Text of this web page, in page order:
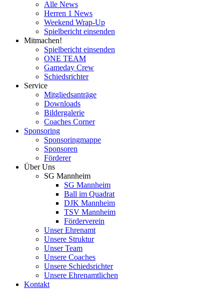
Alle News
Herren 1 News
Weekend Wrap-Up
Spielbericht einsenden
Mitmachen!
Spielbericht einsenden
ONE TEAM
Gameday Crew
Schiedsrichter
Service
Mitgliedsanträge
Downloads
Bildergalerie
Coaches Corner
Sponsoring
Sponsoringmappe
Sponsoren
Förderer
Über Uns
SG Mannheim
SG Mannheim
Ball im Quadrat
DJK Mannheim
TSV Mannheim
Förderverein
Unser Ehrenamt
Unsere Struktur
Unser Team
Unsere Coaches
Unsere Schiedsrichter
Unsere Ehrenamtlichen
Kontakt